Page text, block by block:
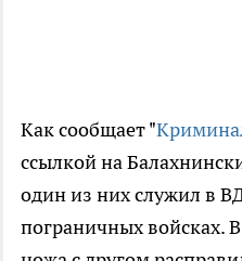
Как сообщает "
ссылкой на
один из них служил в
пограничных войсках.